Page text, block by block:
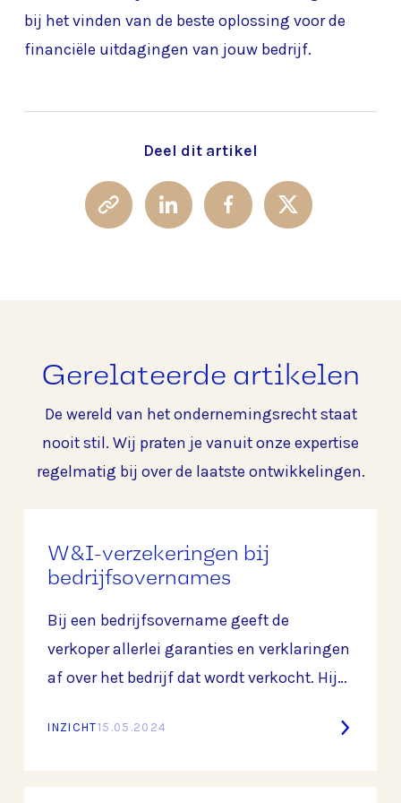
bij het vinden van de beste oplossing voor de
financiële uitdagingen van jouw bedrijf.
Deel dit artikel
Gerelateerde artikelen
De wereld van het ondernemingsrecht staat
nooit stil. Wij praten je vanuit onze expertise
regelmatig bij over de laatste ontwikkelingen.
W&I-verzekeringen bij
bedrijfsovernames
Bij een bedrijfsovername geeft de
verkoper allerlei garanties en verklaringen
af over het bedrijf dat wordt verkocht. Hij
jaarrekeningen een juist beeld geven van
INZICHT15.05.2024